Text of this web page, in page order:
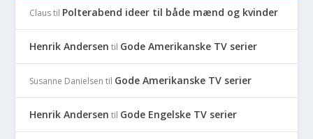
Claustil Polterabend ideer til både mænd og kvinder
Henrik Andersen til Gode Amerikanske TV serier
Susanne Danielsen til Gode Amerikanske TV serier
Henrik Andersen til Gode Engelske TV serier